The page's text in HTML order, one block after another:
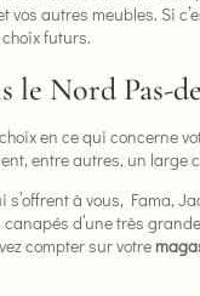
vos autres meubles. Si
futurs.
le Nord Pas-
en ce qui concerne
entre autres, un large
à vous, Fama,
canapés d’une très
compter sur votre